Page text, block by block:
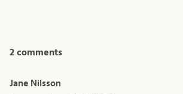
2 comments
Jane Nilsson